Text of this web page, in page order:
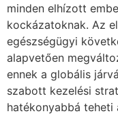
minden elhízott
kockázatoknak. Az
egészségügyi
alapvetően
ennek a globális
szabott kezelési
hatékonyabbá teheti